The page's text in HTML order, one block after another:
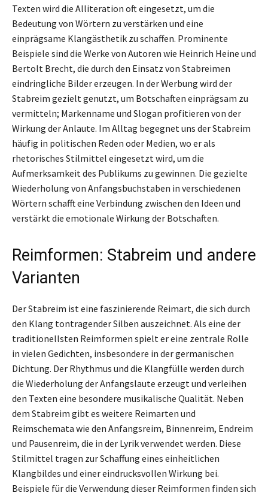
Texten wird die Alliteration oft eingesetzt, um die
Bedeutung von Wörtern zu verstärken und eine
einprägsame Klangästhetik zu schaffen. Prominente
Beispiele sind die Werke von Autoren wie Heinrich Heine und
Bertolt Brecht, die durch den Einsatz von Stabreimen
eindringliche Bilder erzeugen. In der Werbung wird der
Stabreim gezielt genutzt, um Botschaften einprägsam zu
vermitteln; Markenname und Slogan profitieren von der
Wirkung der Anlaute. Im Alltag begegnet uns der Stabreim
häufig in politischen Reden oder Medien, wo er als
rhetorisches Stilmittel eingesetzt wird, um die
Aufmerksamkeit des Publikums zu gewinnen. Die gezielte
Wiederholung von Anfangsbuchstaben in verschiedenen
Wörtern schafft eine Verbindung zwischen den Ideen und
verstärkt die emotionale Wirkung der Botschaften.
Reimformen: Stabreim und andere
Varianten
Der Stabreim ist eine faszinierende Reimart, die sich durch
den Klang tontragender Silben auszeichnet. Als eine der
traditionellsten Reimformen spielt er eine zentrale Rolle
in vielen Gedichten, insbesondere in der germanischen
Dichtung. Der Rhythmus und die Klangfülle werden durch
die Wiederholung der Anfangslaute erzeugt und verleihen
den Texten eine besondere musikalische Qualität. Neben
dem Stabreim gibt es weitere Reimarten und
Reimschemata wie den Anfangsreim, Binnenreim, Endreim
und Pausenreim, die in der Lyrik verwendet werden. Diese
Stilmittel tragen zur Schaffung eines einheitlichen
Klangbildes und einer eindrucksvollen Wirkung bei.
Beispiele für die Verwendung dieser Reimformen finden sich